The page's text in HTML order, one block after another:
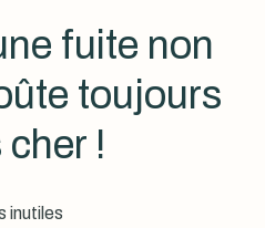
fuite non
toujours
cher !
inutiles